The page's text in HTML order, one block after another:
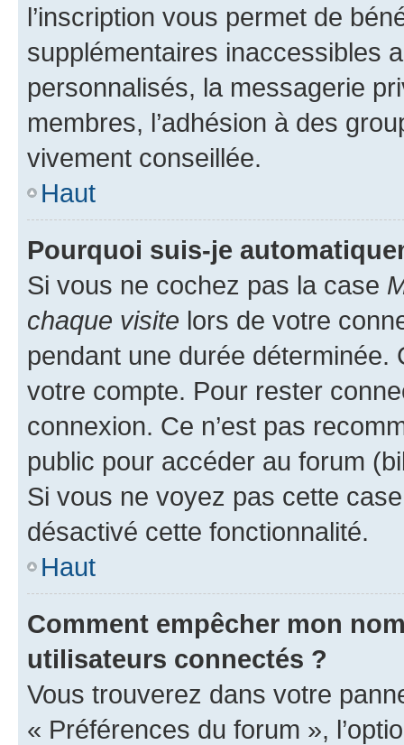
l’inscription vous permet de
supplémentaires inaccessibles
personnalisés, la messagerie
membres, l’adhésion à des
vivement conseillée.
Haut
Pourquoi suis-je
Si vous ne cochez pas la case
chaque visite lors de votre
pendant une durée déterminée.
votre compte. Pour rester
connexion. Ce n’est pas
public pour accéder au forum
Si vous ne voyez pas cette
désactivé cette fonctionnalité.
Haut
Comment empêcher mon
utilisateurs connectés ?
Vous trouverez dans votre
« Préférences du forum »,